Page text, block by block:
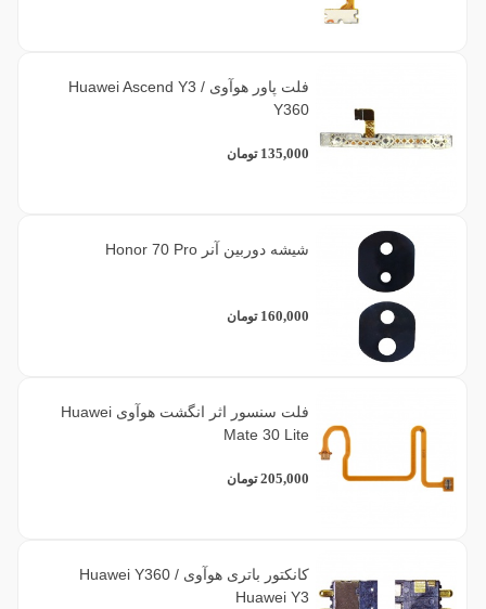
فلت پاور هوآوی Huawei Ascend Y3 /
Y360
135,000 تومان
شیشه دوربین آنر Honor 70 Pro
160,000 تومان
فلت سنسور اثر انگشت هوآوی Huawei
Mate 30 Lite
205,000 تومان
کانکتور باتری هوآوی Huawei Y360 /
Huawei Y3